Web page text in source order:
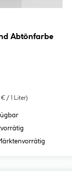
Abtönfarbe
€ / 1 Liter)
vorrätig
vorrätig